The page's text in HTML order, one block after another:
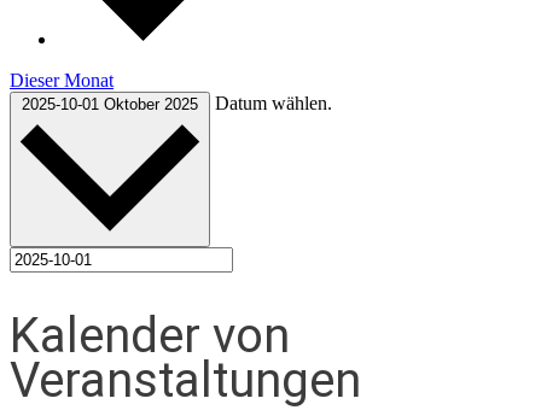
Dieser Monat
2025-10-01 Oktober 2025 Datum wählen.
Kalender von
Veranstaltungen